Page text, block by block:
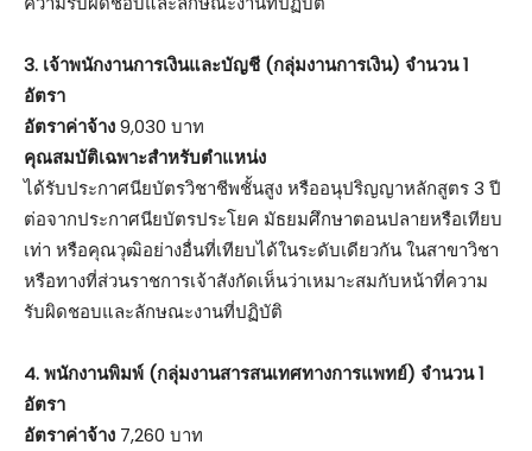
3. เจ้าพนักงานการเงินและบัญชี (กลุ่มงานการเงิน) จำนวน 1
อัตรา
อัตราค่าจ้าง9,030 บาท
คุณสมบัติเฉพาะสำหรับตำแหน่ง
ได้รับประกาศนียบัตรวิชาชีพชั้นสูง หรืออนุปริญญาหลักสูตร 3 ปี
ต่อจากประกาศนียบัตรประโยค มัธยมศึกษาตอนปลายหรือเทียบ
เท่า หรือคุณวุฒิอย่างอื่นที่เทียบได้ในระดับเดียวกัน ในสาขาวิชา
หรือทางที่ส่วนราชการเจ้าสังกัดเห็นว่าเหมาะสมกับหน้าที่ความ
รับผิดชอบและลักษณะงานที่ปฏิบัติ
4. พนักงานพิมพ์ (กลุ่มงานสารสนเทศทางการแพทย์) จำนวน 1
อัตรา
อัตราค่าจ้าง 7,260 บาท